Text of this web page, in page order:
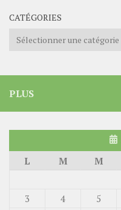
CATÉGORIES
Catégories
PLUS
L
M M
3
4 5